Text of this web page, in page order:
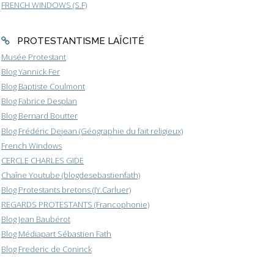
FRENCH WINDOWS (S.F)
PROTESTANTISME LAÏCITÉ
Musée Protestant
Blog Yannick Fer
Blog Baptiste Coulmont
Blog Fabrice Desplan
Blog Bernard Boutter
Blog Frédéric Dejean (Géographie du fait religieux)
French Windows
CERCLE CHARLES GIDE
Chaîne Youtube (blogdesebastienfath)
Blog Protestants bretons (JY.Carluer)
REGARDS PROTESTANTS (Francophonie)
Blog Jean Baubérot
Blog Médiapart Sébastien Fath
Blog Frederic de Coninck